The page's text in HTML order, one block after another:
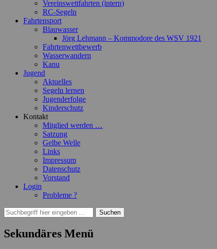
Vereinswettfahrten (intern)
RC-Segeln
Fahrtensport
Blauwasser
Jörg Lehmann – Kommodore des WSV 1921
Fahrtenwettbewerb
Wasserwandern
Kanu
Jugend
Aktuelles
Segeln lernen
Jugenderfolge
Kinderschutz
Kontakt
Mitglied werden …
Satzung
Gelbe Welle
Links
Impressum
Datenschutz
Vorstand
Login
Probleme ?
Suchen
Suchen
nach:
Sekundäres Menü